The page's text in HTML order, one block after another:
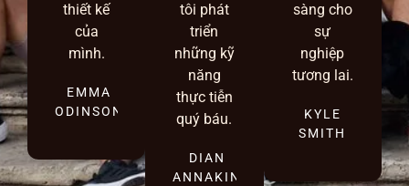
thiết kế
của
mình.
EMMA
ODINSON
tôi phát
triển
những kỹ
năng
thực tiễn
quý báu.
DIAN
ANNAKIN
sàng cho
sự
nghiệp
tương lai.
KYLE
SMITH